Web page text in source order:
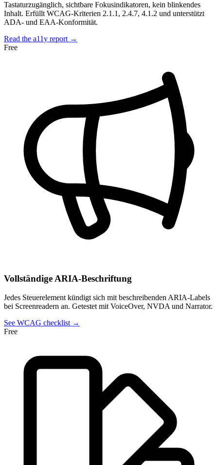
Tastaturzugänglich, sichtbare Fokusindikatoren, kein blinkendes
Inhalt. Erfüllt WCAG-Kriterien 2.1.1, 2.4.7, 4.1.2 und unterstützt
ADA- und EAA-Konformität.
Read the a11y report →
Free
Vollständige ARIA-Beschriftung
Jedes Steuerelement kündigt sich mit beschreibenden ARIA-Labels
bei Screenreadern an. Getestet mit VoiceOver, NVDA und Narrator.
See WCAG checklist →
Free